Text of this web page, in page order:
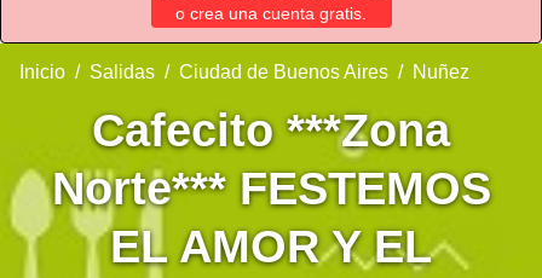
o crea una cuenta gratis.
Inicio Salidas Ciudad de Buenos Aires Nuñez
Cafecito ***Zona
Norte*** FESTEMOS
EL AMOR Y EL